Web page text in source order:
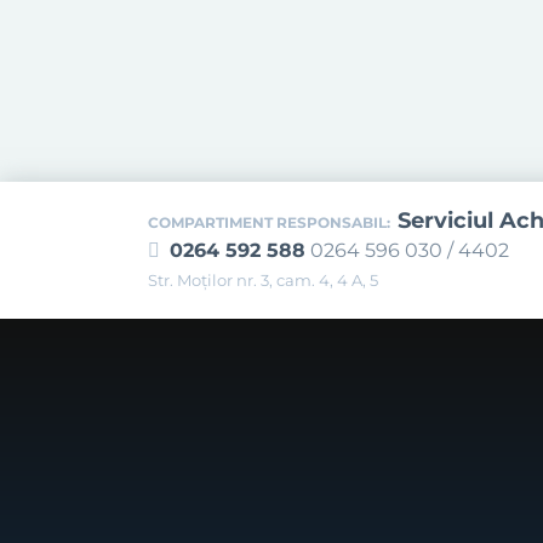
COMPARTIMENT RESPONSABIL: Serviciul
0264 592 588 0264 596 030 / 4402
Str. Moţilor nr. 3, cam. 4, 4 A, 5